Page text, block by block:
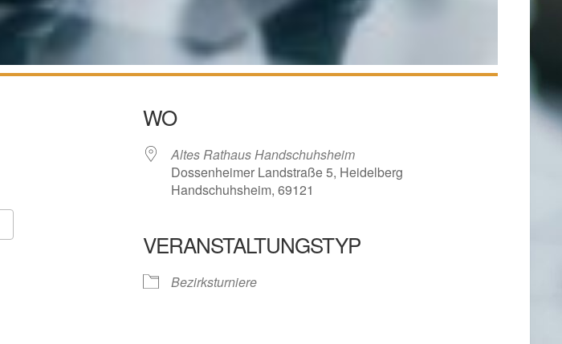
iCalendar
WO
Altes Rathaus Handschuhsheim
Dossenheimer Landstraße 5, Heidelberg
Handschuhsheim, 69121
VERANSTALTUNGSTYP
Bezirksturniere